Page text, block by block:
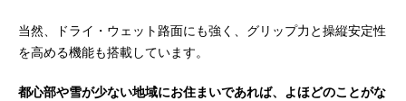
当然、ドライ・ウェット路面にも強く、グリップ力と操縦安定性
を高める機能も搭載しています。
都心部や雪が少ない地域にお住まいであれば、よほどのことがな